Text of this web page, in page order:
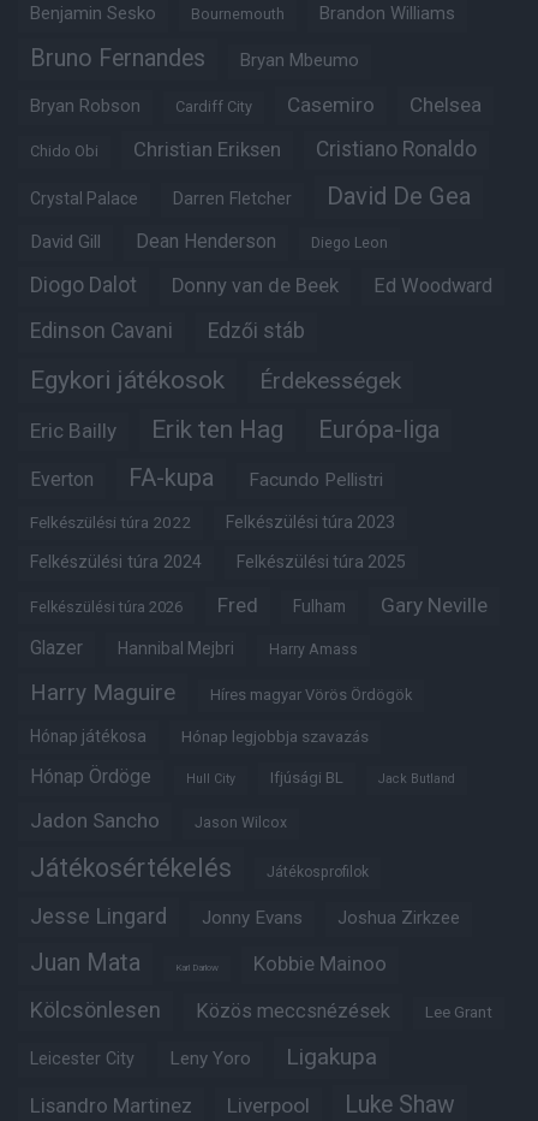
Benjamin Sesko Bournemouth Brandon Williams
Bruno Fernandes Bryan Mbeumo
Bryan Robson Cardiff City Casemiro Chelsea
Chido Obi Christian Eriksen Cristiano Ronaldo
Crystal Palace Darren Fletcher David De Gea
David Gill Dean Henderson Diego Leon
Diogo Dalot Donny van de Beek Ed Woodward
Edinson Cavani Edzői stáb
Egykori játékosok Érdekességek
Eric Bailly Erik ten Hag Európa-liga
Everton FA-kupa Facundo Pellistri
Felkészülési túra 2022 Felkészülési túra 2023
Felkészülési túra 2024 Felkészülési túra 2025
Felkészülési túra 2026 Fred Fulham Gary Neville
Glazer Hannibal Mejbri Harry Amass
Harry Maguire Híres magyar Vörös Ördögök
Hónap játékosa Hónap legjobbja szavazás
Hónap Ördöge Hull City Ifjúsági BL Jack Butland
Jadon Sancho Jason Wilcox
Játékosértékelés Játékosprofilok
Jesse Lingard Jonny Evans Joshua Zirkzee
Juan Mata Karl Darlow Kobbie Mainoo
Kölcsönlesen Közös meccsnézések Lee Grant
Leicester City Leny Yoro Ligakupa
Lisandro Martinez Liverpool Luke Shaw